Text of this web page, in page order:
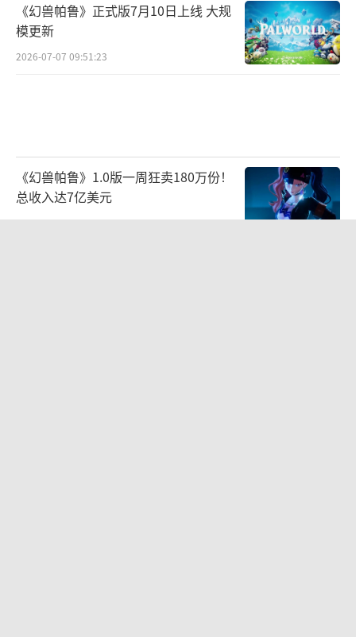
《幻兽帕鲁》正式版7月10日上线 大规
模更新
2026-07-07 09:51:23
《幻兽帕鲁》1.0版一周狂卖180万份！
总收入达7亿美元
2026-07-22 10:34:34